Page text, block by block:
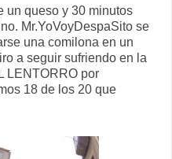
un queso y 30 minutos
Mr.YoVoyDespaSito se
una comilona en un
a seguir sufriendo en la
LENTORRO por
18 de los 20 que